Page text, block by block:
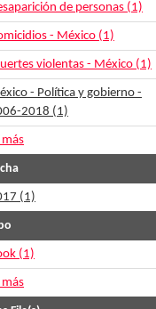
de personas (1)
- México (1)
violentas - México (1)
- Política y gobierno -
2018 (1)
más
(1)
(1)
más